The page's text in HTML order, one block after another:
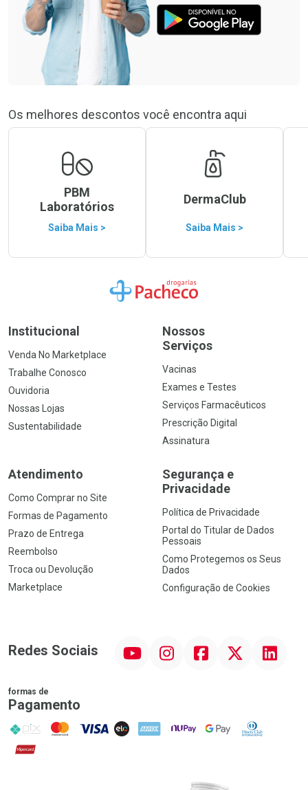
Os melhores descontos você encontra aqui
PBM
Laboratórios
Saiba Mais >
DermaClub
Saiba Mais >
Ir para a Home
Institucional
Venda No Marketplace
Trabalhe Conosco
Ouvidoria
Nossas Lojas
Sustentabilidade
Nossos
Serviços
Vacinas
Exames e Testes
Serviços Farmacêuticos
Prescrição Digital
Assinatura
Atendimento
Como Comprar no Site
Formas de Pagamento
Prazo de Entrega
Reembolso
Troca ou Devolução
Marketplace
Segurança e
Privacidade
Política de Privacidade
Portal do Titular de Dados
Pessoais
Como Protegemos os Seus
Dados
Configuração de Cookies
Redes Sociais InstagramFacebookTwitter Linkedin
formas de
Pagamento
PIX MasterCard
VISA ELO AMEX NuPay Google PayDiners Club
Hipercard